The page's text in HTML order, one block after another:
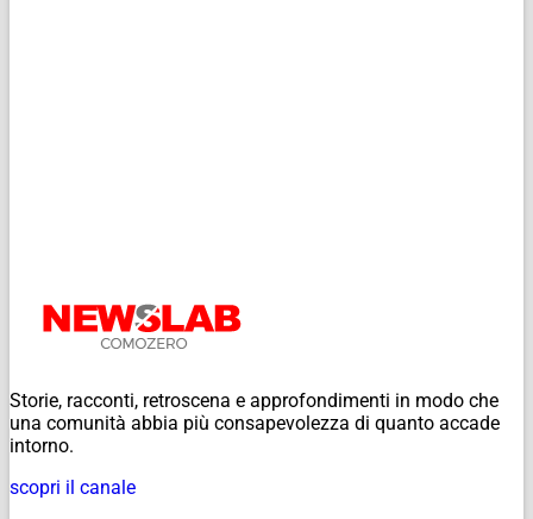
Storie, racconti, retroscena e approfondimenti in modo che
una comunità abbia più consapevolezza di quanto accade
intorno.
scopri il canale